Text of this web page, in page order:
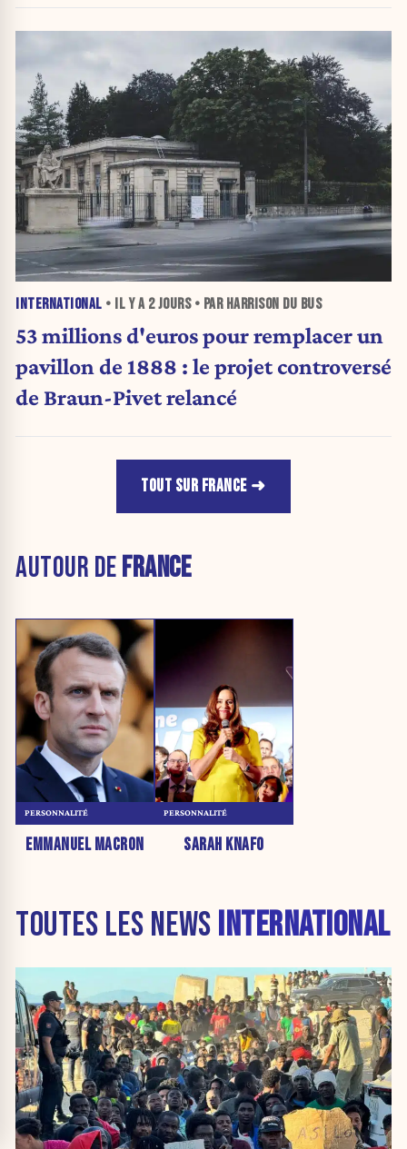
INTERNATIONAL • IL Y A 2 JOURS• PAR HARRISON DU BUS
53 millions d'euros pour remplacer un
pavillon de 1888 : le projet controversé
de Braun-Pivet relancé
TOUT SUR FRANCE
AUTOUR DEFRANCE
EMMANUEL MACRON
PERSONNALITÉ
SARAH KNAFO
PERSONNALITÉ
TOUTES LES NEWS INTERNATIONAL